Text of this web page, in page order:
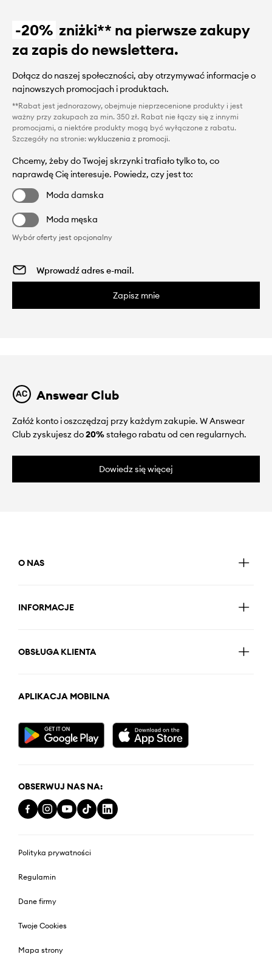
-20% zniżki** na pierwsze zakupy
za zapis do newslettera.
Dołącz do naszej społeczności, aby otrzymywać informacje o
najnowszych promocjach i produktach.
**Rabat jest jednorazowy, obejmuje nieprzecenione produkty i jest
ważny przy zakupach za min. 350 zł. Rabat nie łączy się z innymi
promocjami, a niektóre produkty mogą być wyłączone z rabatu.
Szczegóły na stronie: wykluczenia z promocji.
Chcemy, żeby do Twojej skrzynki trafiało tylko to, co
naprawdę Cię interesuje. Powiedz, czy jest to:
Moda damska
Moda męska
Wybór oferty jest opcjonalny
Zapisz mnie
Answear Club
Załóż konto i oszczędzaj przy każdym zakupie. W Answear
Club zyskujesz do20%stałego rabatu od cen regularnych.
Dowiedz się więcej
O NAS
INFORMACJE
OBSŁUGA KLIENTA
APLIKACJA MOBILNA
OBSERWUJ NAS NA:
Polityka prywatności
Regulamin
Dane firmy
Twoje Cookies
Mapa strony